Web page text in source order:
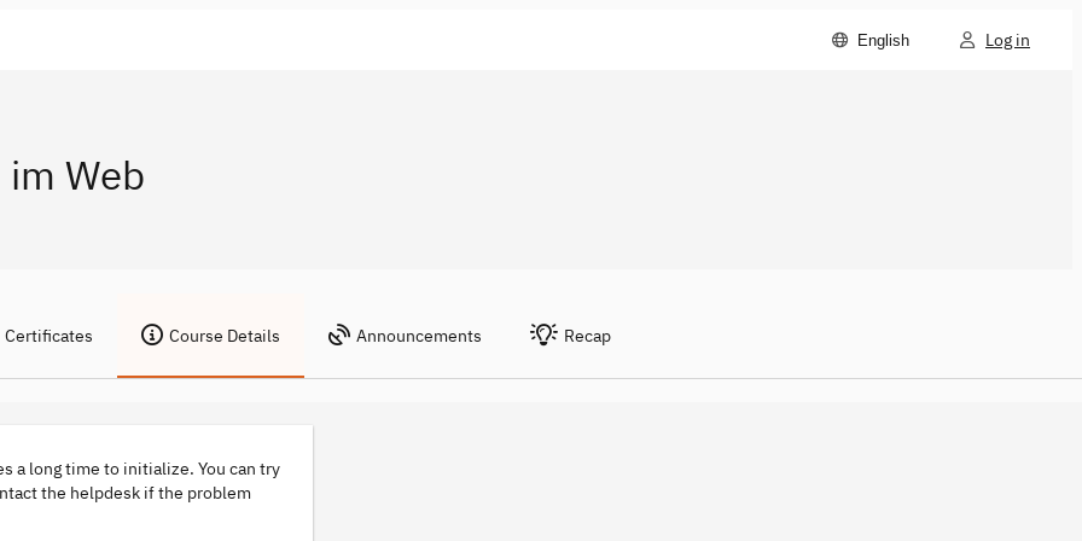
English Log in
Web
Certificates Course Details Announcements Recap
a long time to initialize. You can try
the helpdesk if the problem